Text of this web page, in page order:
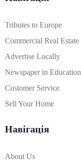
Tributes to Europe
Commercial Real Estate
Advertise Locally
Newspaper in Education
Customer Service
Sell Your Home
Навігація
About Us